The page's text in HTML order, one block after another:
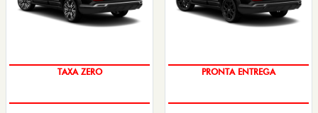
TAXA ZERO PRONTA ENTREGA